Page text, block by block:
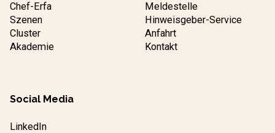
Chef-Erfa
Szenen
Cluster
Akademie
Meldestelle
Hinweisgeber-Service
Anfahrt
Kontakt
Social Media
LinkedIn